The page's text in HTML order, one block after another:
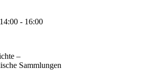
14:00 - 16:00
–
Sammlungen